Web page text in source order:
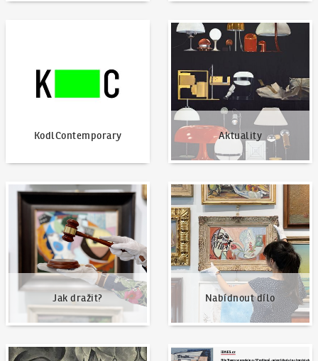
KodlContemporary Aktuality
Aktuality
Jak dražit?
Jak dražit?
Nabídnout dílo
Nabídnout dílo
Naše nejvyšší prodeje Napsali o nás